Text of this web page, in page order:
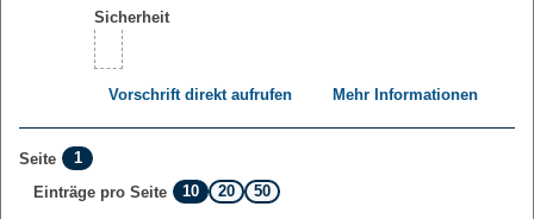
Vorschrift direkt aufrufen Mehr Informationen
Seite
1
Einträge pro Seite
10 20 50